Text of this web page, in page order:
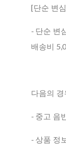
[단순 변
- 단순 변
배송비
다음의
- 중고 음
- 상품 정